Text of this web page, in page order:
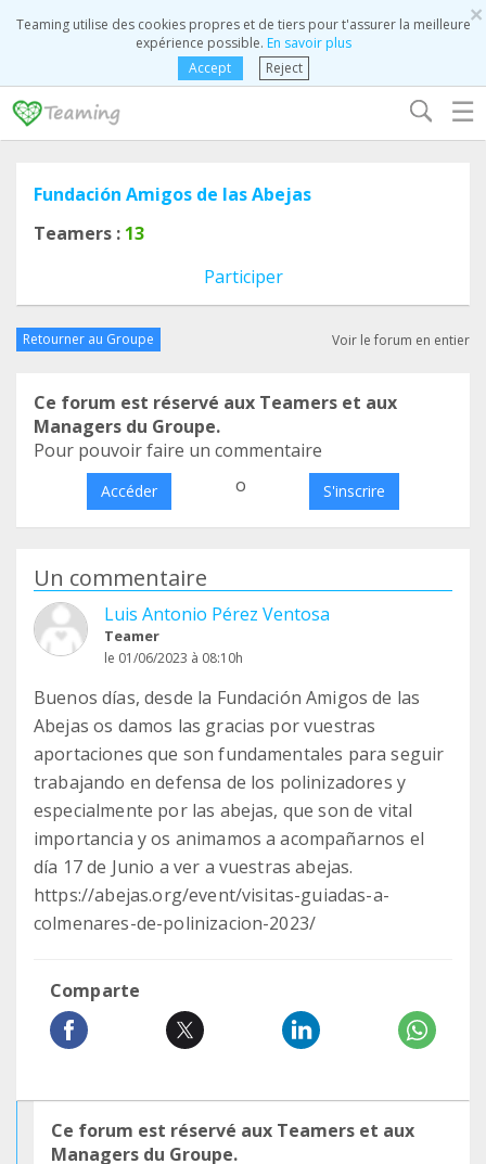
×
Teaming utilise des cookies propres et de tiers pour t'assurer la meilleure
expérience possible. En savoir plus
Accept
Reject
☰
Fundación Amigos de las Abejas
Teamers : 13
Participer
Retourner au Groupe Voir le forum en entier
Ce forum est réservé aux Teamers et aux
Managers du Groupe.
Pour pouvoir faire un commentaire
Accéder o S'inscrire
Un commentaire
Luis Antonio Pérez Ventosa
Teamer
le 01/06/2023 à 08:10h
Buenos días, desde la Fundación Amigos de las
Abejas os damos las gracias por vuestras
aportaciones que son fundamentales para seguir
trabajando en defensa de los polinizadores y
especialmente por las abejas, que son de vital
importancia y os animamos a acompañarnos el
día 17 de Junio a ver a vuestras abejas.
https://abejas.org/event/visitas-guiadas-a-
colmenares-de-polinizacion-2023/
Comparte
Ce forum est réservé aux Teamers et aux
Managers du Groupe.